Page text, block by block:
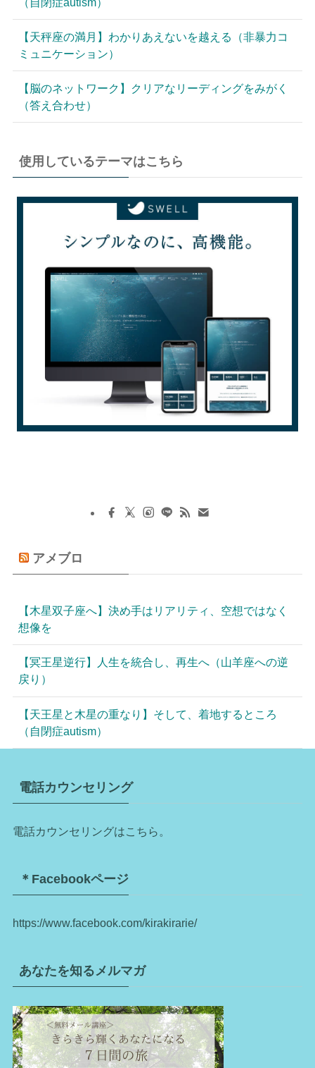
【天秤座の満月】わかりあえないを越える（非暴力コ
ミュニケーション）
【脳のネットワーク】クリアなリーディングをみがく
（答え合わせ）
使用しているテーマはこちら
アメブロ
【木星双子座へ】決め手はリアリティ、空想ではなく
想像を
【冥王星逆行】人生を統合し、再生へ（山羊座への逆
戻り）
【天王星と木星の重なり】そして、着地するところ
（自閉症autism）
電話カウンセリング
電話カウンセリングはこちら。
＊Facebookページ
https://www.facebook.com/kirakirarie/
あなたを知るメルマガ